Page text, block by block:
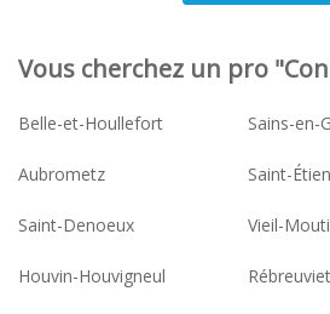
Vous cherchez un pro
Belle-et-Houllefort Sains-en-
Aubrometz Saint-
Saint-Denoeux Vieil-
Houvin-Houvigneul